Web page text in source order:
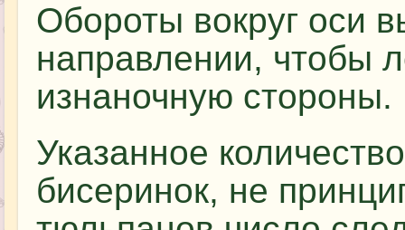
Обороты вокруг оси
направлении, чтобы
изнаночную стороны.
Указанное
бисеринок, не